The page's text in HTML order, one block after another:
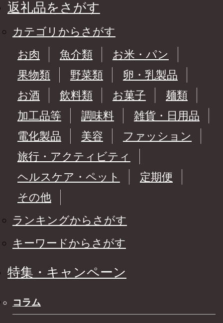
返礼品をさがす
カテゴリからさがす
お肉
魚介類
お米・パン
果物類
野菜類
卵・乳製品
お酒
飲料類 お菓子
麺類
加工品等
調味料
雑貨・日用品
電化製品
美容
ファッション
旅行・アクティビティ
ヘルスケア・ペット
定期便
その他
ランキングからさがす
キーワードからさがす
特集・キャンペーン
コラム